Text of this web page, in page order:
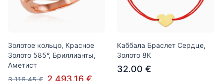
Золотое кольцо, Красное
Золото 585°, Бриллианты,
Аметист
3 116.45 € 2 493.16 €
Каббала Браслет Сердце,
Золото 8K
32.00 €